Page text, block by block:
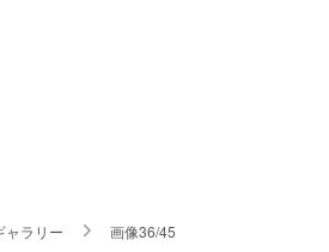
ャラリー
画像36/45